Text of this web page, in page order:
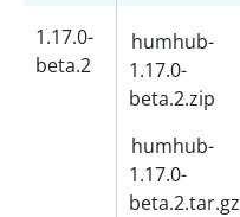
1.17.0-
beta.2
humhub-
1.17.0-
beta.2.zip
humhub-
1.17.0-
beta.2.tar.gz